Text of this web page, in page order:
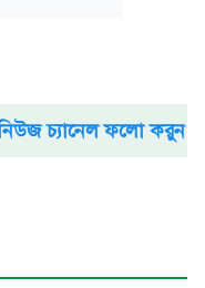
চ্যানেল ফলো করুন